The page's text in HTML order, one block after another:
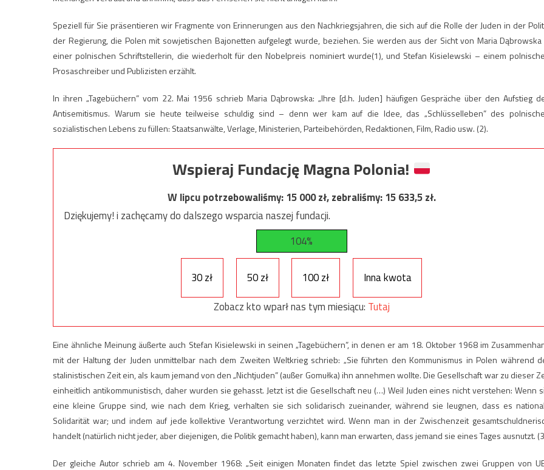
Speziell für Sie präsentieren wir Fragmente von Erinnerungen aus den Nachkriegsjahren, die sich auf die Rolle der Juden in der
der Regierung, die Polen mit sowjetischen Bajonetten aufgelegt wurde, beziehen. Sie werden aus der Sicht von Maria
einer polnischen Schriftstellerin, die wiederholt für den Nobelpreis nominiert wurde(1), und Stefan Kisielewski – einem
Prosaschreiber und Publizisten erzählt.
In ihren „Tagebüchern” vom 22. Mai 1956 schrieb Maria Dąbrowska: „Ihre [d.h. Juden] häufigen Gespräche über den Aufstieg
Antisemitismus. Warum sie heute teilweise schuldig sind – denn wer kam auf die Idee, das „Schlüsselleben” des
sozialistischen Lebens zu füllen: Staatsanwälte, Verlage, Ministerien, Parteibehörden, Redaktionen, Film, Radio usw. (2).
Wspieraj Fundację Magna Polonia!
W lipcu potrzebowaliśmy:15 000zł, zebraliśmy:15 633,5zł.
Dziękujemy! i zachęcamy do dalszego wsparcia naszej fundacji.
104%
30 zł 50 zł 100 zł
Inna kwota
Zobacz kto wparł nas tym miesiącu: Tutaj
Eine ähnliche Meinung äußerte auch Stefan Kisielewski in seinen „Tagebüchern”, in denen er am 18. Oktober 1968 im
mit der Haltung der Juden unmittelbar nach dem Zweiten Weltkrieg schrieb: „Sie führten den Kommunismus in Polen während
stalinistischen Zeit ein, als kaum jemand von den „Nichtjuden” (außer Gomułka) ihn annehmen wollte. Die Gesellschaft war zu dieser
einheitlich antikommunistisch, daher wurden sie gehasst. Jetzt ist die Gesellschaft neu (…) Weil Juden eines nicht verstehen: Wenn
eine kleine Gruppe sind, wie nach dem Krieg, verhalten sie sich solidarisch zueinander, während sie leugnen, dass es
Solidarität war; und indem auf jede kollektive Verantwortung verzichtet wird. Wenn man in der Zwischenzeit
handelt (natürlich nicht jeder, aber diejenigen, die Politik gemacht haben), kann man erwarten, dass jemand sie eines Tages ausnutzt.
Der gleiche Autor schrieb am 4. November 1968: „Seit einigen Monaten findet das letzte Spiel zwischen zwei Gruppen von